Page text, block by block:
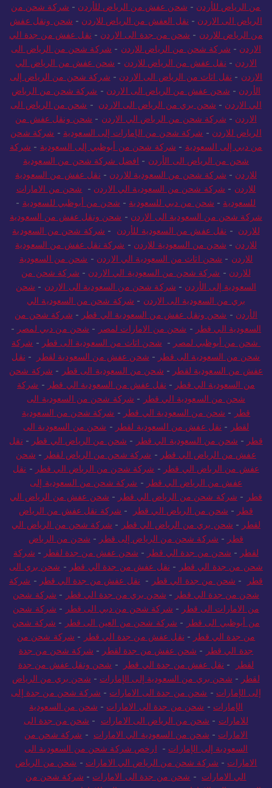
من الرياض للأردن - شحن عفش من الرياض للأردن - شركة شحن من
الرياض الى الاردن - نقل العفش من الرياض للاردن - شحن ونقل عفش
من الرياض للاردن - شحن من جدة الى الاردن - نقل عفش من جدة الي
الاردن - شركة شحن من الرياض للاردن - شركة شحن من الرياض الى
الاردن - نقل عفش من الرياض للاردن - شحن عفش من الرياض الي
الاردن - نقل اثاث من الرياض الى الاردن - شركة شحن من الرياض إلى
الأردن - شحن عفش من الرياض الى الاردن - شركة شحن من الرياض
الي الاردن - شحن بري من الرياض الى الاردن - شحن من الرياض الى
الاردن - شركة شحن من الرياض الي الاردن - شحن ونقل عفش من
الرياض للاردن - شركة شحن من الإمارات إلى السعودية - شركة شحن
من دبي إلى السعودية - شركة شحن من أبوظبي إلى السعودية - شركة
شحن من الرياض الى الأردن - افضل شركة شحن من السعودية
للاردن - شركة شحن من السعودية للاردن - نقل عفش من السعودية
للاردن - شركة شحن من السعودية الي الاردن - شحن من الامارات
للسعودية - شحن من دبي للسعودية - شحن من أبوظبي للسعودية -
شركة شحن من السعودية الى الاردن - شحن ونقل عفش من السعودية
للاردن - نقل عفش من السعودية للأردن - شركة شحن من السعودية
للاردن - شحن من السعودية للاردن - شركة نقل عفش من السعودية
للاردن - شحن اثاث من السعودية الي الاردن - شحن من السعودية
للاردن - شركة شحن من السعودية الي الاردن - شركة شحن من
السعودية إلى الأردن - شركة شحن من السعودية الى الاردن - شحن
بري من السعودية الى الاردن - شركة شحن من السعودية الي
الأردن - شحن ونقل عفش من السعودية الي قطر - شركة شحن من
السعودية الي قطر - شحن من الامارات لمصر - شحن من دبي لمصر -
شحن من أبوظبي لمصر - شحن اثاث من السعودية الى قطر - شركة
شحن من السعودية الى قطر - شحن عفش من السعودية لقطر - نقل
عفش من السعودية لقطر - شحن من السعودية الى قطر - شركة شحن
من السعودية الي قطر - نقل عفش من السعودية الي قطر - شركة
شحن من السعودية الي قطر - شركة شحن من السعودية الى
قطر - شحن من السعودية الي قطر - شركة شحن من السعودية
لقطر - نقل عفش من السعودية لقطر - شحن من السعودية الى
قطر - شحن من السعودية الي قطر - شحن من الرياض الي قطر - نقل
عفش من الرياض الي قطر - شركة شحن من الرياض لقطر - شحن
عفش من الرياض الي قطر - شركة شحن من الرياض الي قطر - نقل
عفش من الرياض الي قطر - شركة شحن من السعودية إلى
قطر - شركة شحن من الرياض الي قطر - شحن عفش من الرياض الي
قطر - شحن من الرياض الي قطر - شركة نقل عفش من الرياض
لقطر - شحن بري من الرياض الي قطر - شركة شحن من الرياض الي
قطر - شركة شحن من الرياض إلى قطر - شحن من الرياض
لقطر - شحن من جدة الي قطر - شحن عفش من جدة لقطر - شركة
شحن من جدة الي قطر - نقل عفش من جدة الي قطر - شحن بري الى
قطر
- شحن من جدة الي قطر - نقل عفش من جدة الي قطر - شركة
شحن من جدة الي قطر - شحن بري من جدة الي قطر - شركة شحن
من الامارات الى قطر - شركة شحن من دبي الى قطر - شركة شحن
من أبوظبي الى قطر - شركة شحن من العين الى قطر - شركة شحن
من جدة الي قطر - نقل عفش من جدة الي قطر - شركة شحن من
جدة الي قطر - شحن عفش من جدة لقطر - شركة شحن من جدة
لقطر
- نقل عفش من جدة الي قطر - شحن ونقل عفش من جدة
لقطر - شحن بري من السعودية إلى الإمارات - شحن بري من الرياض
إلى الإمارات - شحن من جدة الى الامارات - شركة شحن من جدة إلى
الإمارات - شحن من جدة الى الامارات - شحن من السعودية
للامارات - شحن من الرياض الى الامارات - شحن من جدة الى
الامارات - شحن من السعودية الي الامارات - شركة شحن من
السعودية إلى الإمارات - ارخص شركة شحن من السعودية الى
الامارات - شركة شحن من الرياض الي الامارات - شحن من الرياض
الي الامارات - شحن من جدة الى الامارات - شركة شحن من